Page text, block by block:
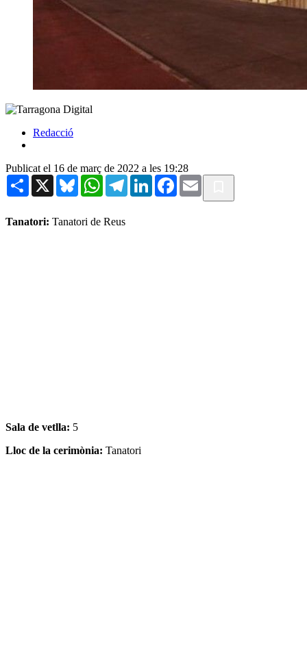
Redacció
Publicat el 16 de març de 2022 a les 19:28
Share X BlueskyWhatsAppTelegramLinkedInFacebook
Email
Tanatori: Tanatori de Reus
Sala de vetlla: 5
Lloc de la cerimònia: Tanatori